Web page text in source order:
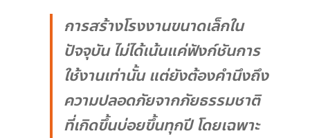
การสร้างโรงงานขนาดเล็กใน
ปัจจุบัน ไม่ได้เน้นแค่ฟังก์ชันการ
ใช้งานเท่านั้น แต่ยังต้องคำนึงถึง
ความปลอดภัยจากภัยธรรมชาติ
ที่เกิดขึ้นบ่อยขึ้นทุกปี โดยเฉพาะ